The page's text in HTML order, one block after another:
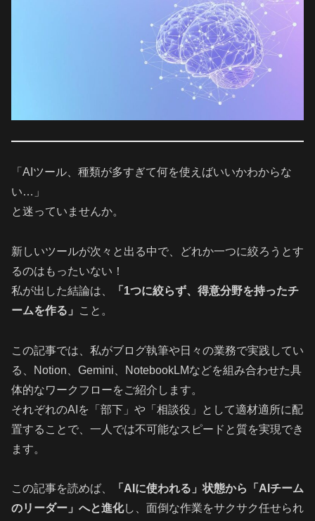
「AIツール、種類が多すぎて何を使えばいいかわからな
い…」
と迷っていませんか。
新しいツールが次々と出る中で、どれか一つに絞ろうとす
るのはもったいない！
私が出した結論は、
「1つに絞らず、得意分野を持ったチ
ームを作る」
こと。
この記事では、私がブログ執筆や日々の業務で実践してい
る、Notion、Gemini、NotebookLMなどを組み合わせた具
体的なワークフローをご紹介します。
それぞれのAIを「部下」や「相談役」として適材適所に配
置することで、一人では不可能なスピードと質を実現でき
ます。
この記事を読めば、
「AIに使われる」状態から「AIチーム
のリーダー」へと進化し、面倒な作業をサクサク任せられ